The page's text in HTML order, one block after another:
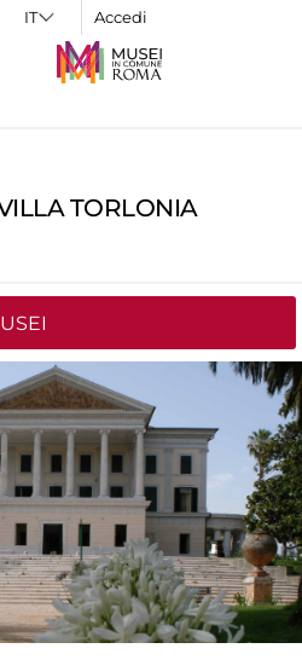
Accedi
TORLONIA